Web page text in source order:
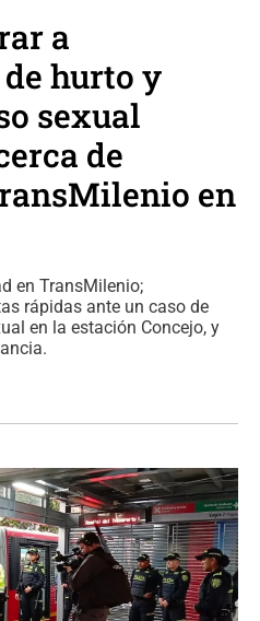
a
hurto y
sexual
de
en
en TransMilenio;
rápidas ante un caso de
en la estación Concejo, y